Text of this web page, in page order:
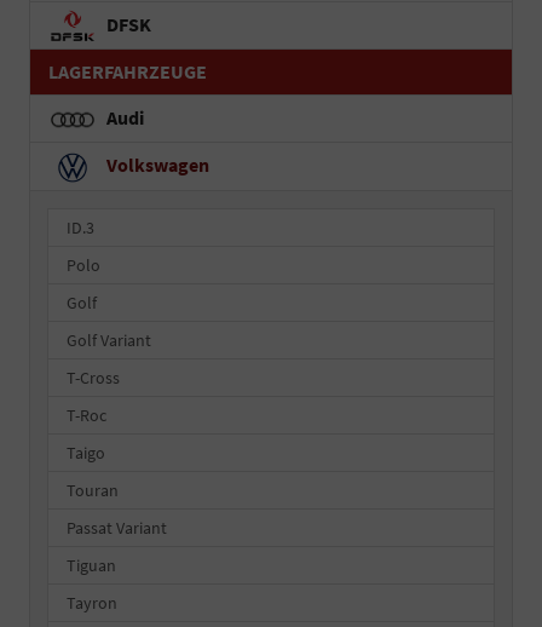
DFSK
LAGERFAHRZEUGE
Audi
Volkswagen
ID.3
Polo
Golf
Golf Variant
T-Cross
T-Roc
Taigo
Touran
Passat Variant
Tiguan
Tayron